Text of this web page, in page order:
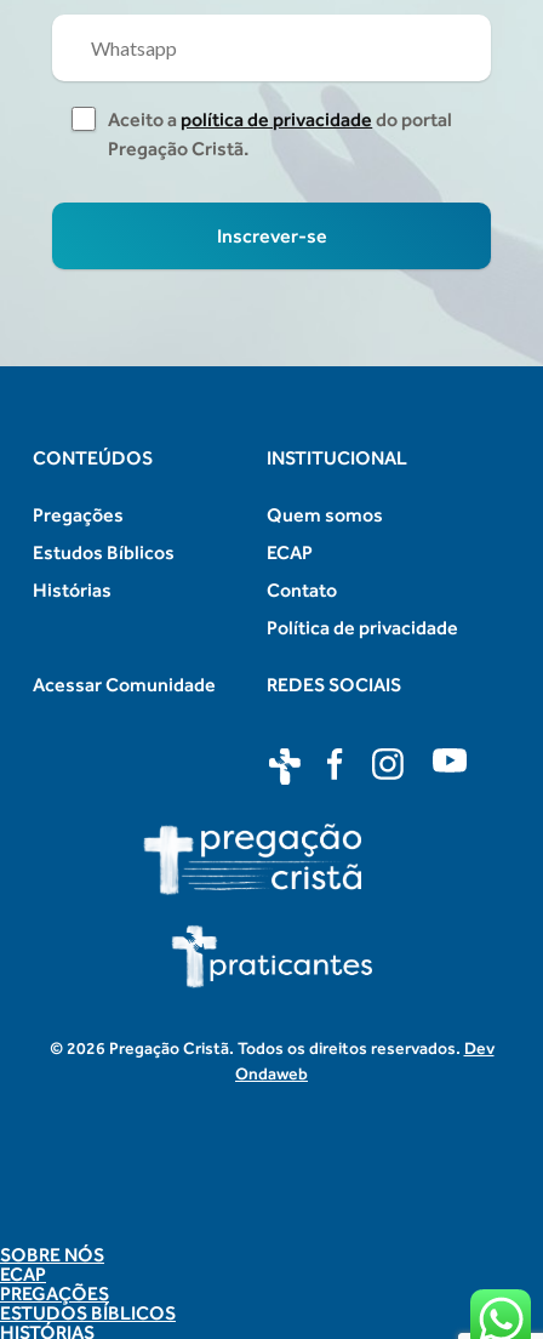
Aceito a política de privacidade do portal
Pregação Cristã.
CONTEÚDOS
Pregações
Estudos Bíblicos
Histórias
INSTITUCIONAL
Quem somos
ECAP
Contato
Política de privacidade
Acessar Comunidade REDES SOCIAIS
© 2026 Pregação Cristã. Todos os direitos reservados. Dev
Ondaweb
SOBRE NÓS
ECAP
PREGAÇÕES
ESTUDOS BÍBLICOS
HISTÓRIAS